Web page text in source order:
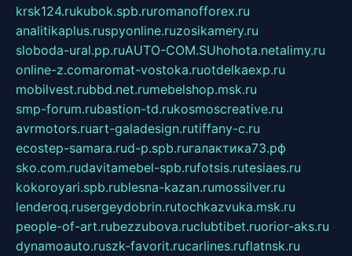
krsk124.rukubok.spb.ruromanofforex.ru
analitikaplus.ruspyonline.ruzosikamery.ru
sloboda-ural.pp.ruAUTO-COM.SUhohota.netalimy.ru
online-z.comaromat-vostoka.ruotdelkaexp.ru
mobilvest.rubbd.net.rumebelshop.msk.ru
smp-forum.rubastion-td.rukosmoscreative.ru
avrmotors.ruart-galadesign.rutiffany-c.ru
ecostep-samara.rud-p.spb.ruгалактика73.рф
sko.com.rudavitamebel-spb.rufotsis.rutesiaes.ru
kokoroyari.spb.rublesna-kazan.rumossilver.ru
lenderoq.rusergeydobrin.rutochkazvuka.msk.ru
people-of-art.rubezzubova.ruclubtibet.ruorior-aks.ru
dynamoauto.ruszk-favorit.rucarlines.ruflatnsk.ru